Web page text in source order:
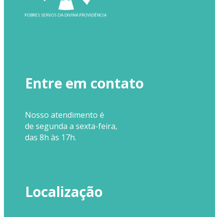
Entre em contato
Nosso atendimento é
de segunda a sexta-feira,
das 8h às 17h.
Localização